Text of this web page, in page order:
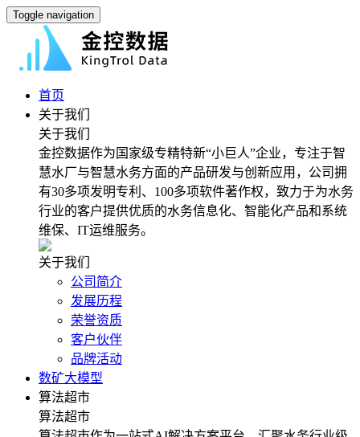
Toggle navigation
首页
关于我们
关于我们
金控数据作为国家级专精特新“小巨人”企业，专注于智
慧水厂与智慧水务方面的产品研发与创新应用，公司拥
有30多项发明专利、100多项软件著作权，致力于为水务
行业的客户提供优质的水务信息化、智能化产品和系统
维保、IT运维服务。
关于我们
公司简介
发展历程
荣誉资质
客户伙伴
品牌活动
数矿大模型
算法超市
算法超市